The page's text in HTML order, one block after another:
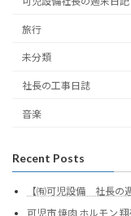
旅行
未分類
社長の工事日誌
音楽
Recent Posts
【㈲可児設備 社長の
可児市 焼肉 ホルモン